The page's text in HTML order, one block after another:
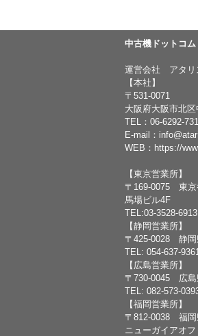
中古機ドットコ
運営会社 アタリ
【本社】
〒531-0071
大阪府大阪市北
TEL： 06-6292-
E-mail：
WEB： https://
【東京営業所】
〒169-0075 東京
馬場ビル4F
TEL:03-3528-6913
【静岡営業所】
〒425-0028 静岡
TEL: 054-637-
【広島営業所】
〒730-0045 広島
TEL: 082-573-
【福岡営業所】
〒812-0038 福岡
ニューガイアオ